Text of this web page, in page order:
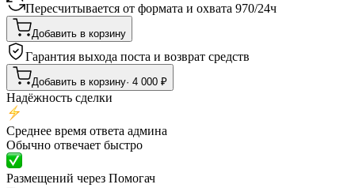
Пересчитывается от формата и охвата 970/24ч
Добавить в корзину
Гарантия выхода поста и возврат средств
Добавить в корзину· 4 000 ₽
Надёжность сделки
Среднее время ответа админа
Обычно отвечает быстро
Размещений через Помогач